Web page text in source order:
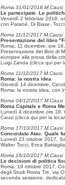
Roma 31/01/2018 M.Causi
Le partecipate. Le
Venerdì 2 febbraio 2018,
con Patané, Di Biase,
Roma 11/12/2017 M.Causi
Presentazione del libro
Roma, 11 dicembre, ore
Presentazione del libro di
europee alla prova della
Luigi Zanda (clicca qui per
Roma 11/12/2017 M.Causi
Roma: la nostra idea
Giovedì 14 dicembre,
Roma: la nostra idea, con
Roma 04/12/2017 M.Causi
Roma Capitale e Roma
Lunedì 4 dicembre ore 18,
Causi (clicca qui per la
Roma 17/10/2017 M.Causi
Concordato Atac. Quale
Lunedì 23 ottobre 2017,
Walter Tocci, Erica
Roma 16/10/2017 M.Causi
Le decisioni di politica
Roma, 19 ottobre 2017,
degli Studi Roma Tre, via
seconda sessione,